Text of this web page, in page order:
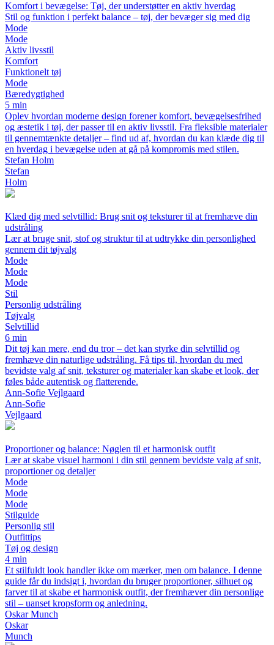
Komfort i bevægelse: Tøj, der understøtter en aktiv hverdag
Stil og funktion i perfekt balance – tøj, der bevæger sig med dig
Mode
Mode
Aktiv livsstil
Komfort
Funktionelt tøj
Mode
Bæredygtighed
5 min
Oplev hvordan moderne design forener komfort, bevægelsesfrihed
og æstetik i tøj, der passer til en aktiv livsstil. Fra fleksible materialer
til gennemtænkte detaljer – find ud af, hvordan du kan klæde dig til
en hverdag i bevægelse uden at gå på kompromis med stilen.
Stefan Holm
Stefan
Holm
Klæd dig med selvtillid: Brug snit og teksturer til at fremhæve din
udstråling
Lær at bruge snit, stof og struktur til at udtrykke din personlighed
gennem dit tøjvalg
Mode
Mode
Mode
Stil
Personlig udstråling
Tøjvalg
Selvtillid
6 min
Dit tøj kan mere, end du tror – det kan styrke din selvtillid og
fremhæve din naturlige udstråling. Få tips til, hvordan du med
bevidste valg af snit, teksturer og materialer kan skabe et look, der
føles både autentisk og flatterende.
Ann-Sofie Vejlgaard
Ann-Sofie
Vejlgaard
Proportioner og balance: Nøglen til et harmonisk outfit
Lær at skabe visuel harmoni i din stil gennem bevidste valg af snit,
proportioner og detaljer
Mode
Mode
Mode
Stilguide
Personlig stil
Outfittips
Tøj og design
4 min
Et stilfuldt look handler ikke om mærker, men om balance. I denne
guide får du indsigt i, hvordan du bruger proportioner, silhuet og
farver til at skabe et harmonisk outfit, der fremhæver din personlige
stil – uanset kropsform og anledning.
Oskar Munch
Oskar
Munch